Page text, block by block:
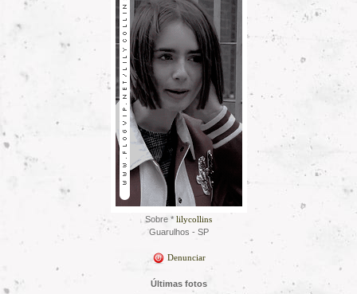
Sobre * lilycollins
Guarulhos - SP
Denunciar
Últimas fotos